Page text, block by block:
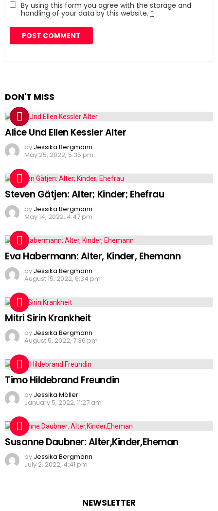
By using this form you agree with the storage and
handling of your data by this website. *
DON'T MISS
Alice Und Ellen Kessler Alter
by Jessika Bergmann
May 25, 2022, 5:35 pm
Steven Gätjen: Alter; Kinder; Ehefrau
by Jessika Bergmann
May 14, 2022, 4:47 pm
Eva Habermann: Alter, Kinder, Ehemann
by Jessika Bergmann
August 15, 2022, 6:34 pm
Mitri Sirin Krankheit
by Jessika Bergmann
August 5, 2022, 7:36 pm
Timo Hildebrand Freundin
by Jessika Möller
January 5, 2022, 11:27 am
Susanne Daubner: Alter,Kinder,Eheman
by Jessika Bergmann
July 2, 2022, 4:41 pm
NEWSLETTER